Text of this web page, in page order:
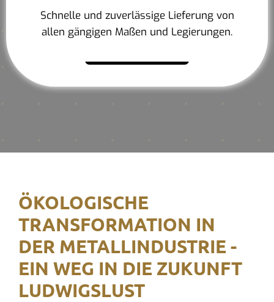
Schnelle und zuverlässige Lieferung von
allen gängigen Maßen und Legierungen.
ÖKOLOGISCHE
TRANSFORMATION IN
DER METALLINDUSTRIE -
EIN WEG IN DIE ZUKUNFT
LUDWIGSLUST